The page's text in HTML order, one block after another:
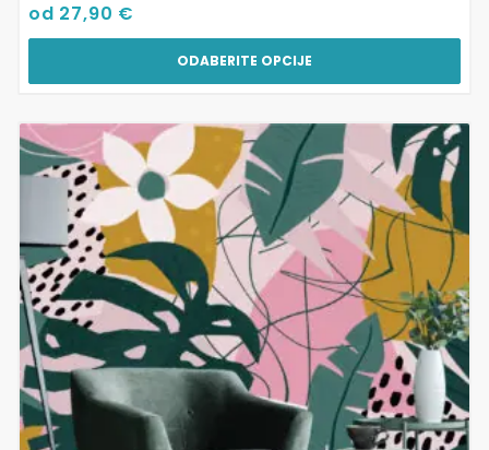
od 27,90 €
ODABERITE OPCIJE
Ovaj
proizvod
varijanti.
Opcije
se
mogu
odabrati
na
stranici
proizvoda